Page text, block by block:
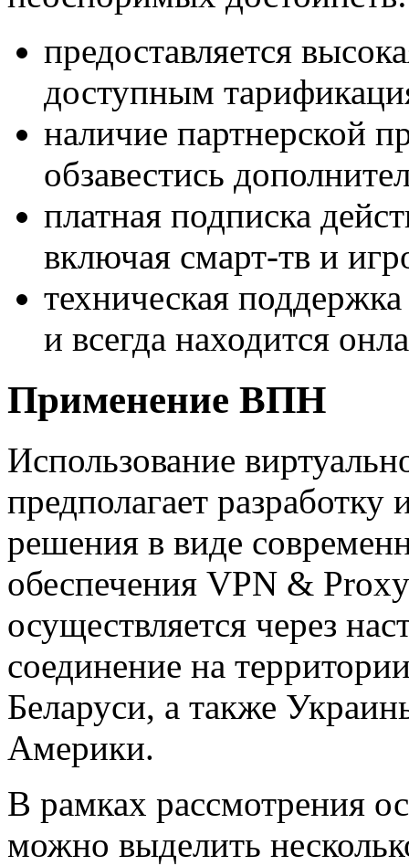
предоставляется
доступным
наличие партнерской
обзавестись
платная подписка
включая смарт-тв и
техническая
и всегда находится
Применение ВПН
Использование
предполагает
решения в виде
обеспечения VPN &
осуществляется через
соединение на
Беларуси, а также
Америки.
В рамках рассмотрения
можно выделить